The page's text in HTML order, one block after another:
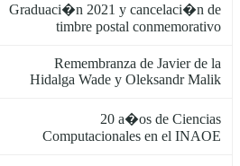
Graduaci�n 2021 y cancelaci�n de
timbre postal conmemorativo
Remembranza de Javier de la
Hidalga Wade y Oleksandr Malik
20 a�os de Ciencias
Computacionales en el INAOE